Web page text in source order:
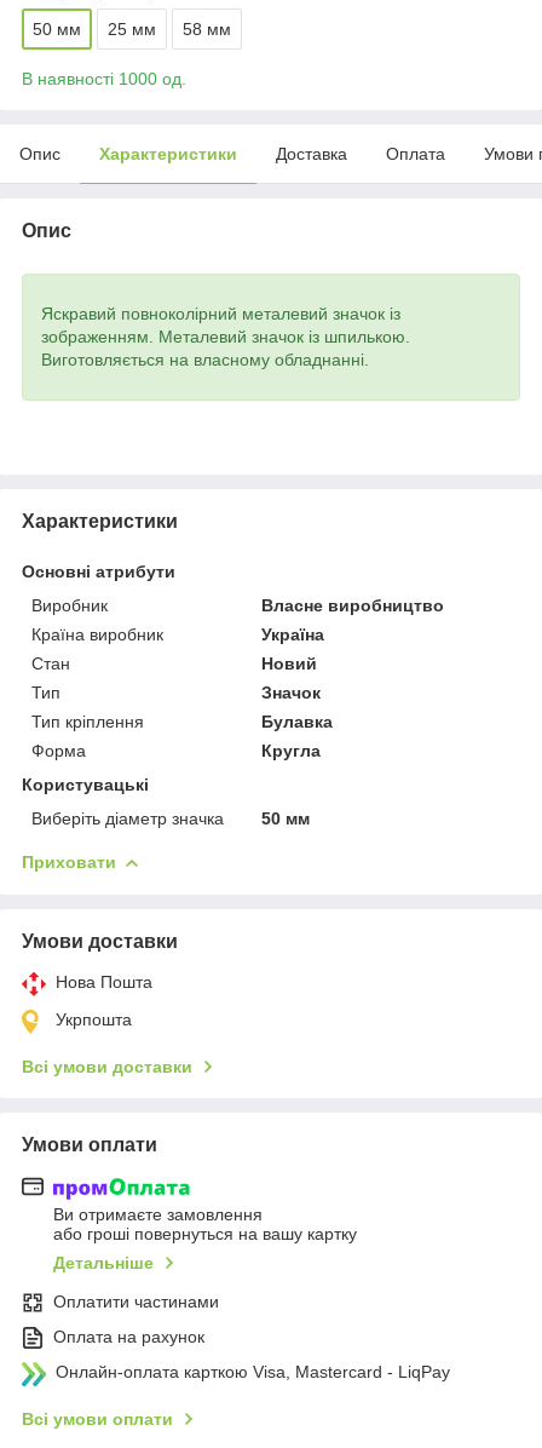
50 мм 25 мм 58 мм
В наявності 1000 од.
Опис Характеристики Доставка Оплата Умови
Опис
Яскравий повноколірний металевий значок із
зображенням. Металевий значок із шпилькою.
Виготовляється на власному обладнанні.
Характеристики
Основні атрибути
Виробник
Власне виробництво
Країна виробник
Україна
Стан
Новий
Тип
Значок
Тип кріплення
Булавка
Форма
Кругла
Користувацькі
Виберіть діаметр значка
50 мм
Приховати
Умови доставки
Нова Пошта
Укрпошта
Всі умови доставки
Умови оплати
Ви отримаєте замовлення
або гроші повернуться на вашу картку
Детальніше
Оплатити частинами
Оплата на рахунок
Онлайн-оплата карткою Visa, Mastercard - LiqPay
Всі умови оплати